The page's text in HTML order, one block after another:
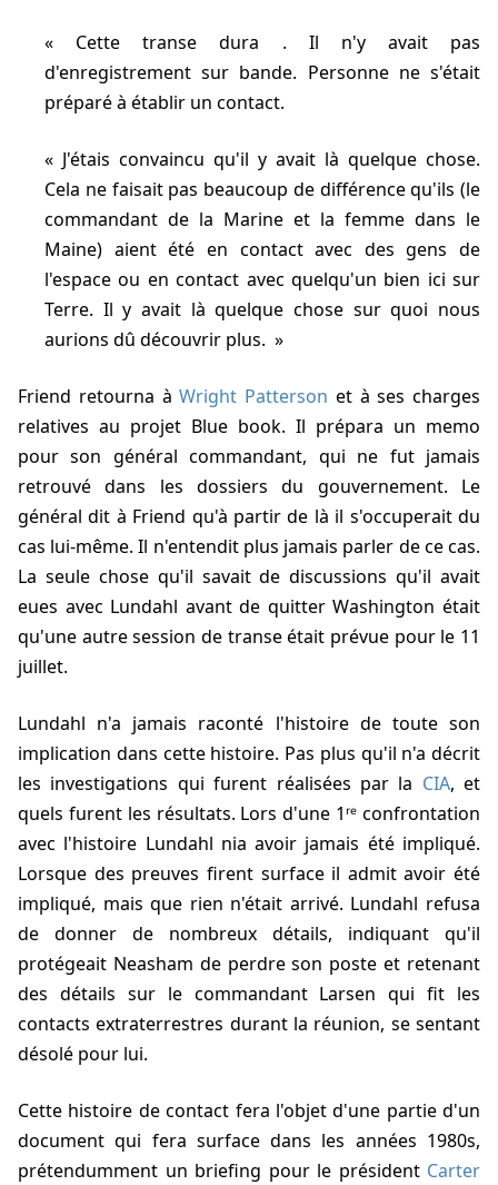
Cette transe dura . Il n'y avait pas
d'enregistrement sur bande. Personne ne s'était
préparé à établir un contact.
J'étais convaincu qu'il y avait là quelque chose.
Cela ne faisait pas beaucoup de différence qu'ils (le
commandant de la Marine et la femme dans le
Maine) aient été en contact avec des gens de
l'espace ou en contact avec quelqu'un bien ici sur
Terre. Il y avait là quelque chose sur quoi nous
aurions dû découvrir plus.
Friend retourna àWright Patterson et à ses charges
relatives au projet Blue book. Il prépara un memo
pour son général commandant, qui ne fut jamais
retrouvé dans les dossiers du gouvernement. Le
général dit à Friend qu'à partir de là il s'occuperait du
cas lui-même. Il n'entendit plus jamais parler de ce cas.
La seule chose qu'il savait de discussions qu'il avait
eues avec Lundahl avant de quitter Washington était
qu'une autre session de transe était prévue pour le 11
juillet.
Lundahl n'a jamais raconté l'histoire de toute son
implication dans cette histoire. Pas plus qu'il n'a décrit
les investigations qui furent réalisées par la CIA, et
quels furent les résultats. Lors d'une 1ʳᵉ confrontation
avec l'histoire Lundahl nia avoir jamais été impliqué.
Lorsque des preuves firent surface il admit avoir été
impliqué, mais que rien n'était arrivé. Lundahl refusa
de donner de nombreux détails, indiquant qu'il
protégeait Neasham de perdre son poste et retenant
des détails sur le commandant Larsen qui fit les
contacts extraterrestres durant la réunion, se sentant
désolé pour lui.
Cette histoire de contact fera l'objet d'une partie d'un
document qui fera surface dans les années 1980s,
prétendumment un briefing pour le président Carter